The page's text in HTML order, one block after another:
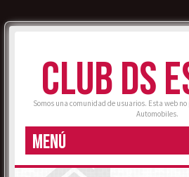
CLUB DS
Somos una comunidad de usuarios. Esta web
Automobiles.
MENÚ